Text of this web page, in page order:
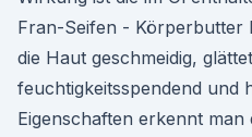
Fran-Seifen - Körperbutter
die Haut geschmeidig,
feuchtigkeitsspendend und
Eigenschaften erkennt man